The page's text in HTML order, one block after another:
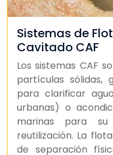
Sistemas de
Cavitado CAF
Los sistemas CAF
partículas sólidas,
para clarificar
urbanas) o
marinas para
reutilización. La
de separación